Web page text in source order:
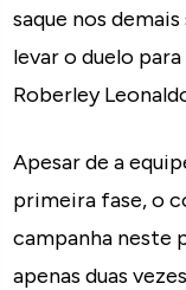
saque nos
levar o duelo
Roberley
Apesar de a
primeira fase, o
campanha neste
apenas duas